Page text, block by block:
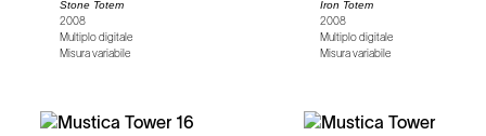
Stone Totem
2008
Multiplo digitale
Misura variabile
Iron Totem
2008
Multiplo digitale
Misura variabile